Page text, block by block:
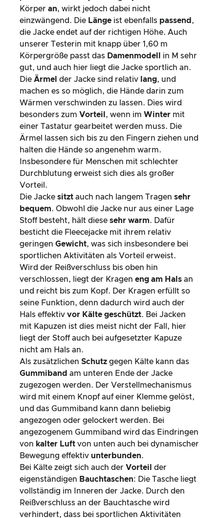
Körper an, wirkt jedoch dabei nicht
einzwängend. Die Länge ist ebenfalls passend ,
die Jacke endet auf der richtigen Höhe. Auch
unserer Testerin mit knapp über 1,60 m
Körpergröße passt das Damenmodell
in M sehr
gut, und auch hier liegt die Jacke sportlich an.
Die Ärmel der Jacke sind relativ lang, und
machen es so möglich, die Hände darin zum
Wärmen verschwinden zu lassen. Dies wird
besonders zum Vorteil , wenn im Winter mit
einer Tastatur gearbeitet werden muss. Die
Ärmel lassen sich bis zu den Fingern ziehen und
halten die Hände so angenehm warm.
Insbesondere für Menschen mit schlechter
Durchblutung erweist sich dies als großer
Vorteil.
Die Jacke sitzt auch nach langem Tragen sehr
bequem. Obwohl die Jacke nur aus einer Lage
Stoff besteht, hält diese sehr warm. Dafür
besticht die Fleecejacke mit ihrem relativ
geringen Gewicht, was sich insbesondere bei
sportlichen Aktivitäten als Vorteil erweist.
Wird der Reißverschluss bis oben hin
verschlossen, liegt der Kragen eng am Hals an
und reicht bis zum Kopf. Der Kragen erfüllt so
seine Funktion, denn dadurch wird auch der
Hals effektiv vor Kälte geschützt. Bei Jacken
mit Kapuzen ist dies meist nicht der Fall, hier
liegt der Stoff auch bei aufgesetzter Kapuze
nicht am Hals an.
Als zusätzlichen Schutz gegen Kälte kann das
Gummiband am unteren Ende der Jacke
zugezogen werden. Der Verstellmechanismus
wird mit einem Knopf auf einer Klemme gelöst,
und das Gummiband kann dann beliebig
angezogen oder gelockert werden. Bei
angezogenem Gummiband wird das Eindringen
von kalter Luft von unten auch bei dynamischer
Bewegung effektiv unterbunden.
Bei Kälte zeigt sich auch der Vorteil der
eigenständigen Bauchtaschen: Die Tasche liegt
vollständig im Inneren der Jacke. Durch den
Reißverschluss an der Bauchtasche wird
verhindert, dass bei sportlichen Aktivitäten